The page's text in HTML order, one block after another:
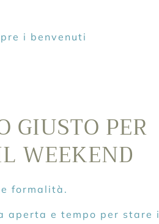
i benvenuti
GIUSTO PER
WEEKEND
formalità.
aperta e tempo per stare